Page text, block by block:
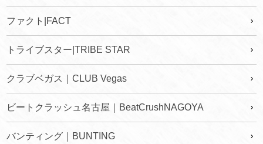
ファクト|FACT
トライブスター|TRIBE STAR
クラブベガス｜CLUB Vegas
ビートクラッシュ名古屋｜BeatCrushNAGOYA
バンティング｜BUNTING